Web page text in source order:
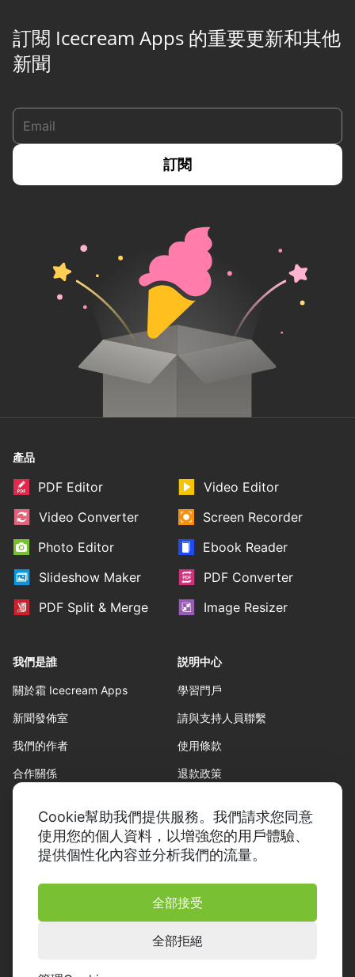
Cookie幫助我們提供服務。我們請求您同意
使用您的個人資料，以增強您的用戶體驗、
提供個性化內容並分析我們的流量。
全部接受
全部拒絕
訂閱 Icecream Apps 的重要更新和其他
新聞
© 2014-2026， Icecream Apps.
版權所有
產品
PDF Editor
Video Editor
Video Converter
Screen Recorder
Photo Editor
Ebook Reader
Slideshow Maker
PDF Converter
PDF Split & Merge
Image Resizer
我們是誰
關於霜 Icecream Apps
新聞發佈室
我們的作者
合作關係
説明中心
學習門戶
請與支持人員聯繫
使用條款
退款政策